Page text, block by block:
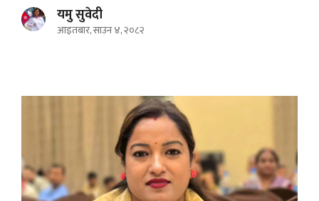
यमु सुवेदी
आइतबार, साउन ४, २०८२